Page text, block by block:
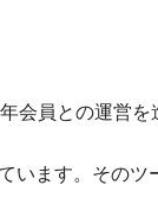
会員との運営を
います。そのツ